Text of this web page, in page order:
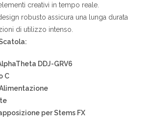
creativi in tempo reale.
robusto assicura una lunga durata
di utilizzo intenso.
DDJ-GRV6
C
per Stems FX